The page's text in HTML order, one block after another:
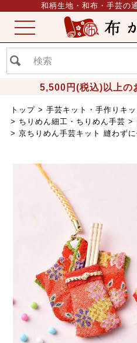
和柄生地・和布・手芸の
5,500円(税込)以上の
ME
NU
トップ
手芸キット・手作りキッ
ちりめん細工・ちりめん手芸
京ちりめん手芸キット 縫わず